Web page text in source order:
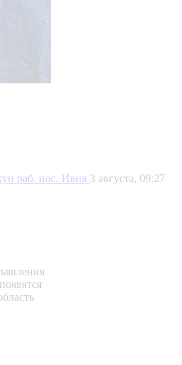
раб. пос. Ивня 3 августа, 09:27